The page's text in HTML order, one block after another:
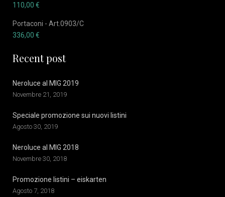
110,00 €
Portaconi - Art.0903/C
336,00 €
Recent post
Neroluce al MIG 2019
Novembre 21, 2019
Speciale promozione sui nuovi listini
Agosto 30, 2019
Neroluce al MIG 2018
Novembre 30, 2018
Promozione listini – eiskarten
Agosto 7, 2018